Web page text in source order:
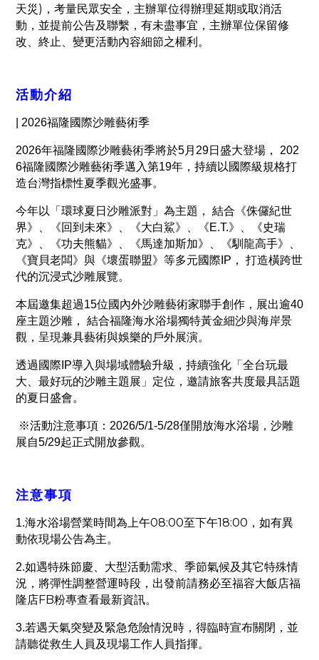
天災) ，考量民眾安全，主辦單位得辦理延期或取消活
動，並提前公告及聯繫，有未盡事宜，主辦單位保留修
改、終止、變更活動內容細節之權利。
活動介紹
| 2026福隆國際沙雕藝術季
2026年福隆國際沙雕藝術季將於5月29日盛大登場， 202
6福隆國際沙雕藝術季邁入第19年，持續以國際級規格打
造台灣指標性夏季觀光盛事。
今年以「環球夏日沙雕派對」為主題， 結合《侏儸紀世
界》、《回到未來》、《大白鯊》、《E.T.》、《史瑞
克》、《功夫熊貓》、《馬達加斯加》、《馴龍高手》、
《寶貝老闆》與《壞蛋聯盟》等多元國際IP， 打造橫跨世
代的沉浸式沙雕展覽。
本屆邀集超過15位國內外沙雕藝術家聯手創作，展出逾40
座主題沙雕， 結合福隆海水浴場獨特黃金細沙與海岸景
觀，呈現兼具藝術與娛樂的戶外展演。
透過國際IP導入與場域體驗升級，持續強化「全台玩最
大、最好玩的沙雕主題展」定位，邀請旅客共度最具話題
的夏日盛會。
※活動注意事項：2026/5/1-5/28僅開放海水浴場，沙雕
展自5/29起正式開放參觀。
注意事項
1.海水浴場營業時間為上午08:00至下午18:00 ，如有異
動依現場公告為主。
2.如遇特殊節慶、大型活動需求、季節氣候及其它特殊情
況，將彈性調整營運時段，出發前請務必至福容大飯店福
隆店FB粉專查看最新資訊。
3.若遇天氣突變及緊急危險情況時，得臨時宣布關閉，並
請聽從救生人員及現場工作人員指揮。